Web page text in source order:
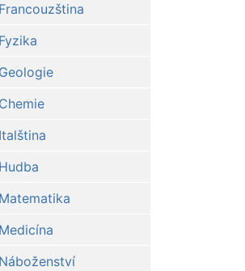
Francouzština
Fyzika
Geologie
Chemie
Italština
Hudba
Matematika
Medicína
Náboženství